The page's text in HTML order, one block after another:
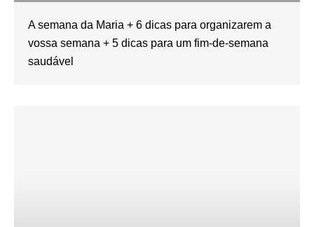
A semana da Maria + 6 dicas para organizarem a
vossa semana + 5 dicas para um fim-de-semana
saudável